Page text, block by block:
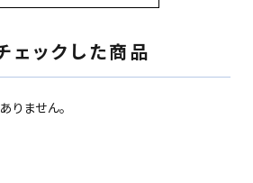
ェックした商品
りません。